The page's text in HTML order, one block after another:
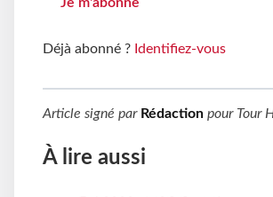
Je m'abonne
Déjà abonné ? Identifiez-vous
Article signé par Rédaction pour Tour
À lire aussi